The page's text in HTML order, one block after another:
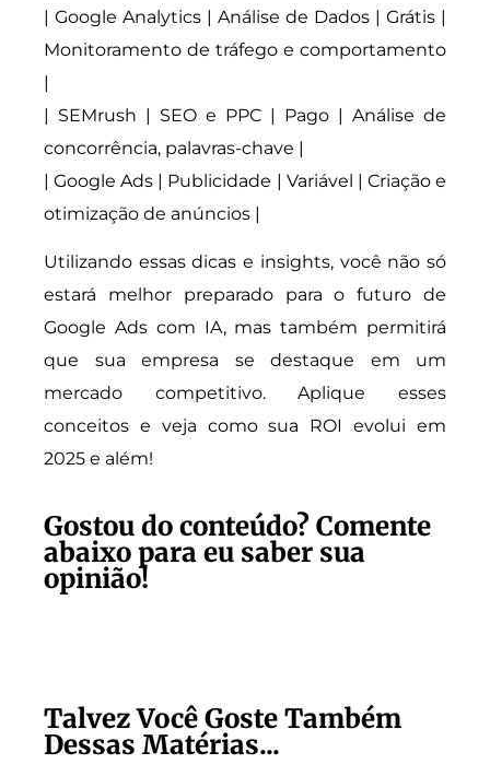
| Google Analytics | Análise de Dados | Grátis |
Monitoramento de tráfego e comportamento
|
| SEMrush | SEO e PPC | Pago | Análise de
concorrência, palavras-chave |
| Google Ads | Publicidade | Variável | Criação e
otimização de anúncios |
Utilizando essas dicas e insights, você não só
estará melhor preparado para o futuro de
Google Ads com IA, mas também permitirá
que sua empresa se destaque em um
mercado competitivo. Aplique esses
conceitos e veja como sua ROI evolui em
2025 e além!
Gostou do conteúdo? Comente
abaixo para eu saber sua
opinião!
Talvez Você Goste Também
Dessas Matérias...